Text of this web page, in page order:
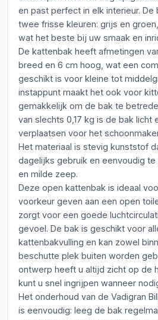
en past perfect in elk interieur. De
twee frisse kleuren: grijs en
wat het beste bij uw smaak en
De kattenbak heeft afmetingen
breed en 6 cm hoog, wat een
geschikt is voor kleine tot
instappunt maakt het ook voor
gemakkelijk om de bak te
van slechts 0,17 kg is de bak licht
verplaatsen voor het
Het materiaal is stevig kunststof
dagelijks gebruik en eenvoudig
en milde zeep.
Deze open kattenbak is ideaal
voorkeur geven aan een open
zorgt voor een goede
gevoel. De bak is geschikt voor
kattenbakvulling en kan zowel
beschutte plek buiten worden
ontwerp heeft u altijd zicht op de
kunt u snel ingrijpen wanneer
Het onderhoud van de Vadigran
is eenvoudig: leeg de bak